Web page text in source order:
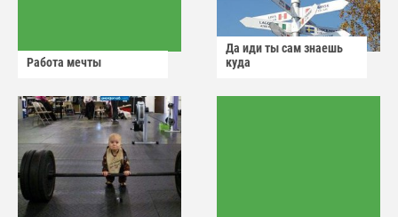
Работа мечты
Да иди ты сам знаешь
куда